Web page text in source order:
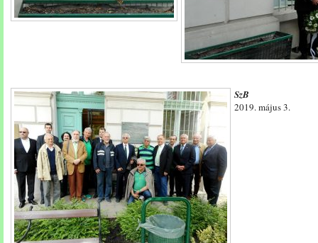
SzB
2019. május 3.